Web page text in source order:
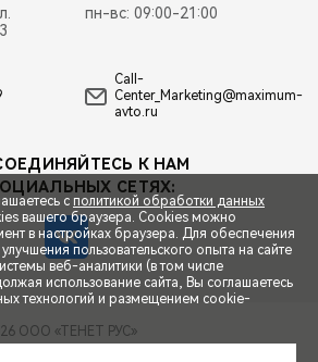
ДРАЙВ
пн-вс: 09:00-21:00
Call-
Center_Marketing@maximum-
avto.ru
К НАМ
СЕТЯХ:
ООО «ТЕНЕТ РУС»
с политикой обработки данных
вашего браузера. Cookies можно
в настройках браузера. Для обеспечения
пользовательского опыта на сайте
веб-аналитики (в том числе
использование сайта, Вы соглашаетесь
технологий и размещением cookie-